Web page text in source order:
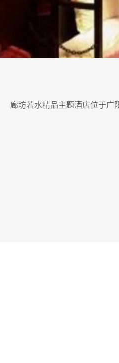
廊坊若水精品主题酒店位于广